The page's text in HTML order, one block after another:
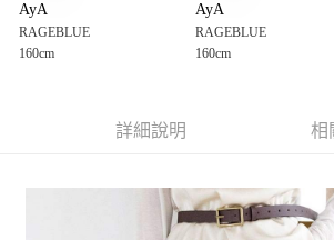
【大哥付你分期使用說明】
1.本服務由台灣大哥大提供，台灣大哥大用戶可立即
2.付款方式選擇「大哥付你分期」，訂單成立後會自
3.實際核准額度、可分期數及費用金額請依後續交易
4.訂單成立30分鐘內，如未前往確認交易或遇審核未
1.分期款項不併入電信帳單，「大哥付你分期」於
AFTEE先享後付
３．安心：先確認商品／服務後，再付款。
【「AFTEE先享後付」結帳流程】
每筆NT$80，滿NT$888(含以上)免運費
AyA
RAGEBLUE
160cm
AyA
RAGEBLUE
160cm
詳細說明 相